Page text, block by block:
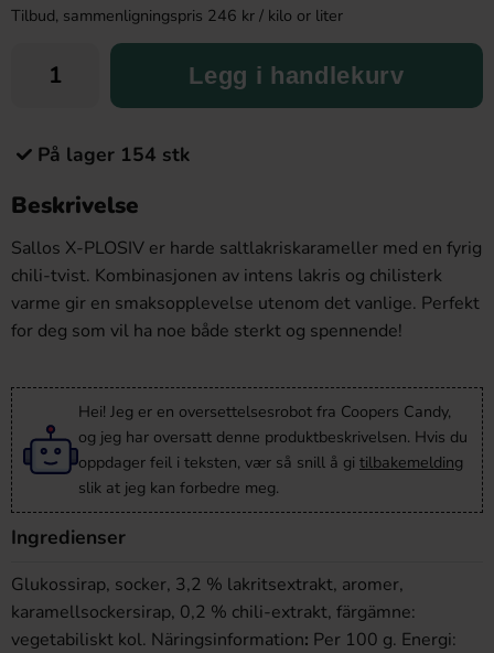
Tilbud, sammenligningspris 246 kr / kilo or liter
Legg i handlekurv
På lager 154 stk
Beskrivelse
Sallos X-PLOSIV er harde saltlakriskarameller med en fyrig
chili-tvist. Kombinasjonen av intens lakris og chilisterk
varme gir en smaksopplevelse utenom det vanlige. Perfekt
for deg som vil ha noe både sterkt og spennende!
Hei! Jeg er en oversettelsesrobot fra Coopers Candy,
og jeg har oversatt denne produktbeskrivelsen. Hvis du
oppdager feil i teksten, vær så snill å gi tilbakemelding
slik at jeg kan forbedre meg.
Ingredienser
Glukossirap, socker, 3,2 % lakritsextrakt, aromer,
karamellsockersirap, 0,2 % chili-extrakt, färgämne:
vegetabiliskt kol. Näringsinformation: Per 100 g. Energi: